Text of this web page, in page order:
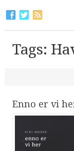
Tags:
Enno er vi